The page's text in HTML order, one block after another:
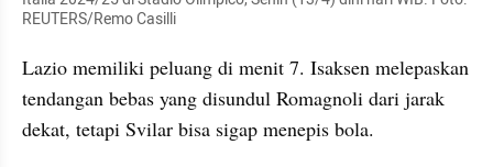
REUTERS/Remo Casilli
Lazio memiliki peluang di menit 7. Isaksen melepaskan
tendangan bebas yang disundul Romagnoli dari jarak
dekat, tetapi Svilar bisa sigap menepis bola.